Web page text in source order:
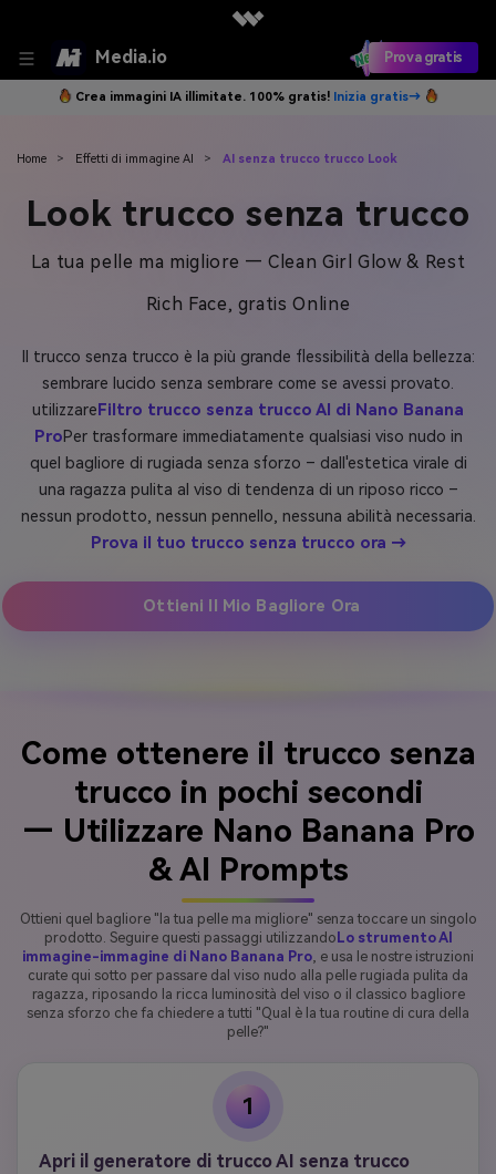
Media.io Prova gratis
Crea immagini IA illimitate. 100% gratis! Inizia gratis→
Home > Effetti di immagine AI > AI senza trucco trucco Look
Look trucco senza trucco
La tua pelle ma migliore — Clean Girl Glow & Rest
Rich Face, gratis Online
Il trucco senza trucco è la più grande flessibilità della bellezza:
sembrare lucido senza sembrare come se avessi provato.
utilizzare Filtro trucco senza trucco AI di Nano Banana
ProPer trasformare immediatamente qualsiasi viso nudo in
quel bagliore di rugiada senza sforzo – dall'estetica virale di
una ragazza pulita al viso di tendenza di un riposo ricco –
nessun prodotto, nessun pennello, nessuna abilità necessaria.
Prova il tuo trucco senza trucco ora →
Ottieni Il Mio Bagliore Ora
Come ottenere il trucco senza
trucco in pochi secondi
— Utilizzare Nano Banana Pro
& AI Prompts
Ottieni quel bagliore "la tua pelle ma migliore" senza toccare un singolo
prodotto. Seguire questi passaggi utilizzando Lo strumento AI
immagine-immagine di Nano Banana Pro , e usa le nostre istruzioni
curate qui sotto per passare dal viso nudo alla pelle rugiada pulita da
ragazza, riposando la ricca luminosità del viso o il classico bagliore
senza sforzo che fa chiedere a tutti "Qual è la tua routine di cura della
pelle?"
1
Apri il generatore di trucco AI senza trucco